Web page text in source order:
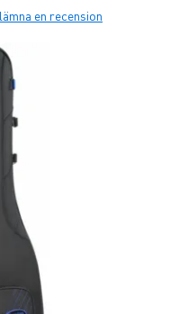
lämna en recension